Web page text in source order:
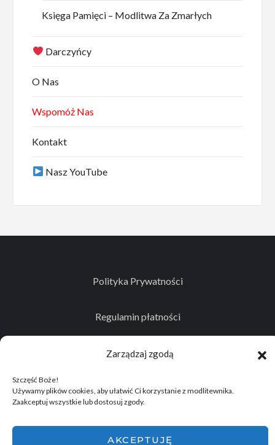
Zarządzaj zgodą
Szczęść Boże!
Używamy plików cookies, aby ułatwić Ci korzystanie z modlitewnika.
Zaakceptuj wszystkie lub dostosuj zgody.
AKCEPTUJĘ
Księga Pamięci – Modlitwa Za Zmarłych
Darczyńcy
O Nas
Wspomóż Nas
Kontakt
Nasz YouTube
Polityka Prywatności
Regulamin płatności
Kontakt